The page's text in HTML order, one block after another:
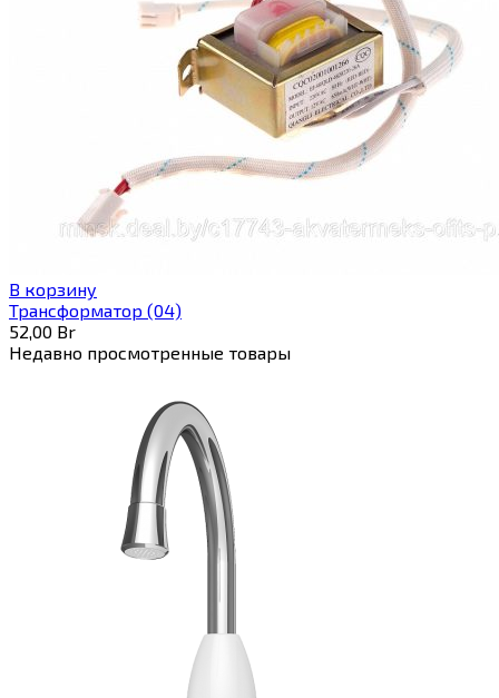
В корзину
Трансформатор (04)
52,00 Br
Недавно просмотренные товары